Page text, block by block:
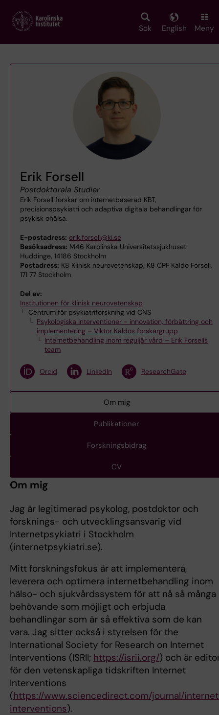
main
Sök English Meny
Erik Forsell
Postdoktorala Studier
Erik Forsell forskar om internetbaserad KBT,
precisionspsykiatri och adaptiva digitala behandlingar för
psykisk ohälsa.
E-postadress: erik.forsell@ki.se
Besöksadress: M46 Karolinska Universitetssjukhuset
Huddinge, 14186 Stockholm
Postadress: K8 Klinisk neurovetenskap, K8 CPF Kaldo Forsell,
171 77 Stockholm
Del av:
Institutionen för klinisk neurovetenskap
Centrum för psykiatriforskning vid CNS
Psykologiska interventioner - innovation, förbättring och
implementering – Viktor Kaldos forskargrupp
Internetbehandling inom reguljär vård – Erik Forsells
team
Orcid LinkedIn ResearchGate
Om mig
Publikationer
Forskningsbidrag
CV
Om mig
Jag är legitimerad psykolog, postdoktor och
forsknings- och utvecklingsansvarig vid
Internetpsykiatri i Stockholm
(internetpsykiatri.se).
Mitt forskningsfokus är att implementera,
leverera och optimera internetbehandling inom
hälso- och sjukvårdssystem för att nå så många
behövande som möjligt och erbjuda
behandlingar som är så effektiva som de kan
vara. Jag sitter också i styrelsen för the
International Society for Research on Internet
Interventions (ISRII; https://isrii.org/) och är
för den vetenskapliga tidskriften Internet
Interventions
(https://www.sciencedirect.com/journal/
interventions).